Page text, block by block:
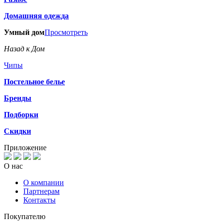
Домашняя одежда
Умный домПросмотреть
Назад к Дом
Чипы
Постельное белье
Бренды
Подборки
Скидки
Приложение
О нас
О компании
Партнерам
Контакты
Покупателю